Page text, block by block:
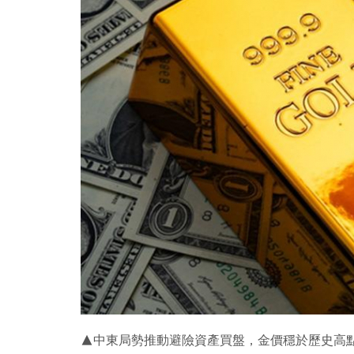
▲中東局勢推動避險資產買盤，金價穩於歷史高